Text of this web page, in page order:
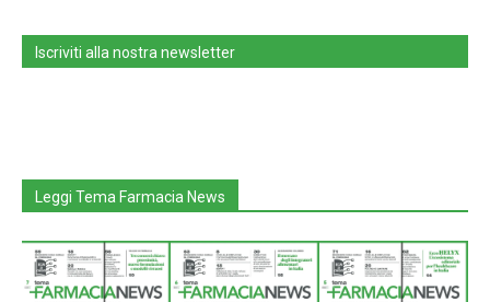
Iscriviti alla nostra newsletter
Leggi Tema Farmacia News